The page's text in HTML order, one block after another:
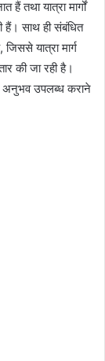
हैं तथा यात्रा मार्गों
हैं। साथ ही संबंधित
जिससे यात्रा मार्ग
की जा रही है।
अनुभव उपलब्ध कराने